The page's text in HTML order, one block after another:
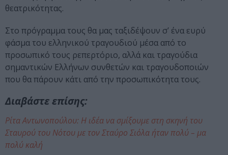
θεατρικότητας.
Στο πρόγραμμα τους θα μας ταξιδέψουν σ’ ένα ευρύ
φάσμα του ελληνικού τραγουδιού μέσα από το
προσωπικό τους ρεπερτόριο, αλλά και τραγούδια
σημαντικών Ελλήνων συνθετών και τραγουδοποιών
που θα πάρουν κάτι από την προσωπικότητα τους.
Διαβάστε επίσης:
Ρίτα Αντωνοπούλου: Η ιδέα να σμίξουμε στη σκηνή του
Σταυρού του Νότου με τον Σταύρο Σιόλα ήταν πολύ – μα
πολύ καλή